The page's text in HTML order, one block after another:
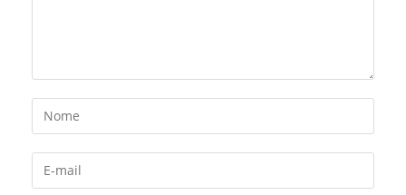
Digite
seu
nome
ou
Digite
seu